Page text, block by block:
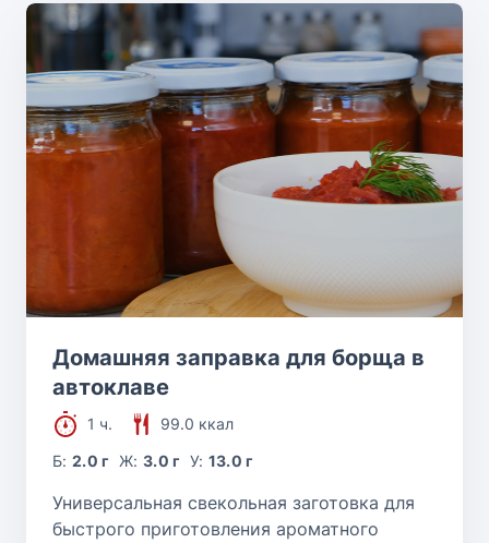
Домашняя заправка для борща в
автоклаве
1 ч.
99.0 ккал
Б:2.0 г Ж: 3.0 г У: 13.0 г
Универсальная свекольная заготовка для
быстрого приготовления ароматного